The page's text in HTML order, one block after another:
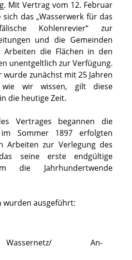
Mit Vertrag vom 12. Februar
das „Wasserwerk für das
Kohlenrevier“ zur
und die Gemeinden
die Flächen in den
unentgeltlich zur Verfügung.
wurde zunächst mit 25 Jahren
wir wissen, gilt diese
die heutige Zeit.
Vertrages begannen die
Sommer 1897 erfolgten
Arbeiten zur Verlegung des
das seine erste endgültige
die Jahrhundertwende
wurden ausgeführt:
Wassernetz/ An-